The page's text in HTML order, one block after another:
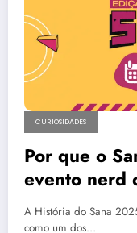
CURIOSIDADES
Por que o
evento nerd
A História do Sana
como um dos…